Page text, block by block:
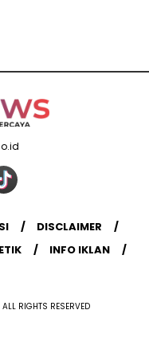
DISCLAIMER
INFO IKLAN
RIGHTS RESERVED